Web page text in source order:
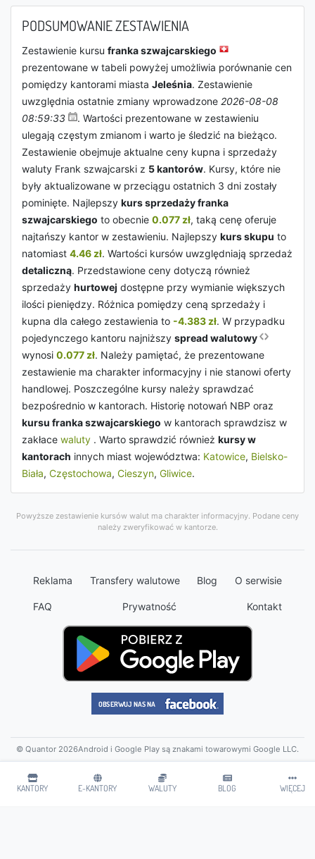
KANTORY E-KANTORY WALUTY BLOG WIĘCEJ
PODSUMOWANIE ZESTAWIENIA
Zestawienie kursu franka szwajcarskiego
prezentowane w tabeli powyżej umożliwia porównanie cen
pomiędzy kantorami miasta Jeleśnia. Zestawienie
uwzględnia ostatnie zmiany wprowadzone 2026-08-08
08:59:33
. Wartości prezentowane w zestawieniu
ulegają częstym zmianom i warto je śledzić na bieżąco.
Zestawienie obejmuje aktualne ceny kupna i sprzedaży
waluty Frank szwajcarski z 5 kantorów. Kursy, które nie
były aktualizowane w przeciągu ostatnich 3 dni zostały
pominięte. Najlepszy kurs sprzedaży franka
szwajcarskiego to obecnie 0.077 zł, taką cenę oferuje
najtańszy kantor w zestawieniu. Najlepszy kurs skupu to
natomiast 4.46 zł. Wartości kursów uwzględniają sprzedaż
detaliczną. Przedstawione ceny dotyczą również
sprzedaży hurtowej dostępne przy wymianie większych
ilości pieniędzy. Różnica pomiędzy ceną sprzedaży i
kupna dla całego zestawienia to -4.383 zł. W przypadku
pojedynczego kantoru najniższy spread walutowy
wynosi 0.077 zł. Należy pamiętać, że prezentowane
zestawienie ma charakter informacyjny i nie stanowi oferty
handlowej. Poszczególne kursy należy sprawdzać
bezpośrednio w kantorach. Historię notowań NBP oraz
kursu franka szwajcarskiego w kantorach sprawdzisz w
zakłace waluty . Warto sprawdzić również kursy w
kantorach innych miast województwa: Katowice, Bielsko-
Biała, Częstochowa, Cieszyn, Gliwice.
Powyższe zestawienie kursów walut ma charakter informacyjny. Podane ceny
należy zweryfikować w kantorze.
Reklama Transfery walutowe Blog O serwisie
FAQ Prywatność Kontakt
© Quantor 2026Android i Google Play są znakami towarowymi Google LLC.